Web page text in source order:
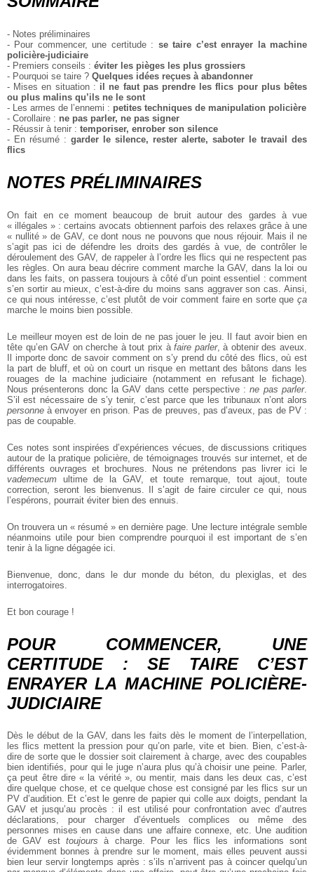
- Notes préliminaires
- Pour commencer, une certitude : se taire c’est enrayer la machine
policière-judiciaire
- Premiers conseils : éviter les pièges les plus grossiers
- Pourquoi se taire ? Quelques idées reçues à abandonner
- Mises en situation : il ne faut pas prendre les flics pour plus bêtes
ou plus malins qu’ils ne le sont
- Les armes de l’ennemi : petites techniques de manipulation policière
- Corollaire : ne pas parler, ne pas signer
- Réussir à tenir : temporiser, enrober son silence
- En résumé : garder le silence, rester alerte, saboter le travail des
flics
NOTES PRÉLIMINAIRES
On fait en ce moment beaucoup de bruit autour des gardes à vue
« illégales » : certains avocats obtiennent parfois des relaxes grâce à une
« nullité » de GAV, ce dont nous ne pouvons que nous réjouir. Mais il ne
s’agit pas ici de défendre les droits des gardés à vue, de contrôler le
déroulement des GAV, de rappeler à l’ordre les flics qui ne respectent pas
les règles. On aura beau décrire comment marche la GAV, dans la loi ou
dans les faits, on passera toujours à côté d’un point essentiel : comment
s’en sortir au mieux, c’est-à-dire du moins sans aggraver son cas. Ainsi,
ce qui nous intéresse, c’est plutôt de voir comment faire en sorte que ça
marche le moins bien possible.
Le meilleur moyen est de loin de ne pas jouer le jeu. Il faut avoir bien en
tête qu’en GAV on cherche à tout prix àfaire parler, à obtenir des aveux.
Il importe donc de savoir comment on s’y prend du côté des flics, où est
la part de bluff, et où on court un risque en mettant des bâtons dans les
rouages de la machine judiciaire (notamment en refusant le fichage).
Nous présenterons donc la GAV dans cette perspective :ne pas parler.
S’il est nécessaire de s’y tenir, c’est parce que les tribunaux n’ont alors
personne à envoyer en prison. Pas de preuves, pas d’aveux, pas de PV :
pas de coupable.
Ces notes sont inspirées d’expériences vécues, de discussions critiques
autour de la pratique policière, de témoignages trouvés sur internet, et de
différents ouvrages et brochures. Nous ne prétendons pas livrer ici le
vademecum ultime de la GAV, et toute remarque, tout ajout, toute
correction, seront les bienvenus. Il s’agit de faire circuler ce qui, nous
l’espérons, pourrait éviter bien des ennuis.
On trouvera un « résumé » en dernière page. Une lecture intégrale semble
néanmoins utile pour bien comprendre pourquoi il est important de s’en
tenir à la ligne dégagée ici.
Bienvenue, donc, dans le dur monde du béton, du plexiglas, et des
interrogatoires.
Et bon courage !
POUR COMMENCER, UNE
CERTITUDE : SE TAIRE C’EST
ENRAYER LA MACHINE POLICIÈRE-
JUDICIAIRE
Dès le début de la GAV, dans les faits dès le moment de l’interpellation,
les flics mettent la pression pour qu’on parle, vite et bien. Bien, c’est-à-
dire de sorte que le dossier soit clairement à charge, avec des coupables
bien identifiés, pour qui le juge n’aura plus qu’à choisir une peine. Parler,
ça peut être dire « la vérité », ou mentir, mais dans les deux cas, c’est
dire quelque chose, et ce quelque chose est consigné par les flics sur un
PV d’audition. Et c’est le genre de papier qui colle aux doigts, pendant la
GAV et jusqu’au procès : il est utilisé pour confrontation avec d’autres
déclarations, pour charger d’éventuels complices ou même des
personnes mises en cause dans une affaire connexe, etc. Une audition
de GAV esttoujours à charge. Pour les flics les informations sont
évidemment bonnes à prendre sur le moment, mais elles peuvent aussi
bien leur servir longtemps après : s’ils n’arrivent pas à coincer quelqu’un